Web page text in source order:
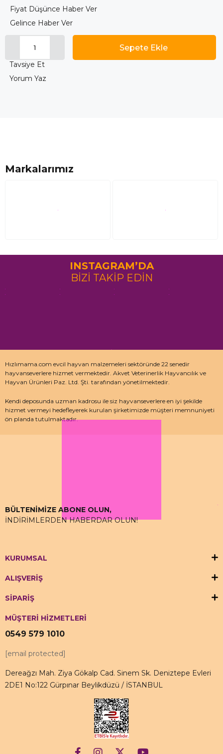
Fiyat Düşünce Haber Ver
Gelince Haber Ver
Tavsiye Et
Yorum Yaz
Markalarımız
INSTAGRAM’DA
BİZİ TAKİP EDİN
Hızlımama.com evcil hayvan malzemeleri sektöründe 22 senedir
hayvanseverlere hizmet vermektedir. Akvet Veterinerlik Hayvancılık ve
Hayvan Ürünleri Paz. Ltd. Şti. tarafından yönetilmektedir.
Kendi deposunda uzman kadrosu ile siz hayvanseverlere en iyi şekilde
hizmet vermeyi hedefleyerek kurulan şirketimizde müşteri memnuniyeti
ön planda tutulmaktadır.
BÜLTENİMİZE ABONE OLUN,
İNDİRİMLERDEN HABERDAR OLUN!
KURUMSAL
ALIŞVERİŞ
SİPARİŞ
MÜŞTERİ HİZMETLERİ
0549 579 1010
[email protected]
Dereağzı Mah. Ziya Gökalp Cad. Sinem Sk. Deniztepe Evleri
2DE1 No:122 Gürpınar Beylikdüzü / İSTANBUL